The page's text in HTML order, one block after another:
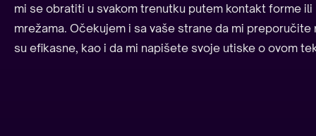
mi se obratiti u svakom trenutku putem kontakt forme
mrežama. Očekujem i sa vaše strane da mi
su efikasne, kao i da mi napišete svoje utiske o ovom